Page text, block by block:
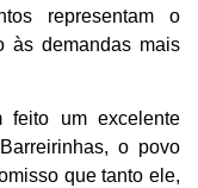
representam o
às demandas mais
feito um excelente
o povo
que tanto ele,